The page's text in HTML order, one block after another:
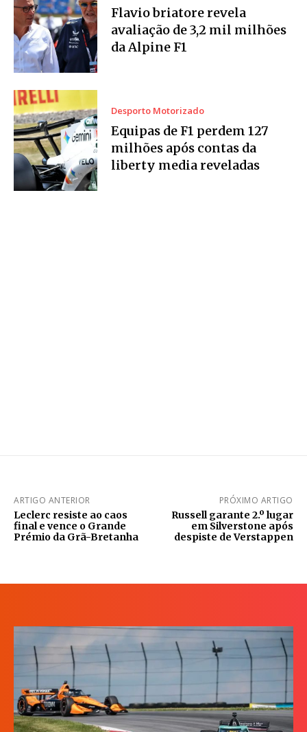
Flavio briatore revela
avaliação de 3,2 mil milhões
da Alpine F1
Desporto Motorizado
Equipas de F1 perdem 127
milhões após contas da
liberty media reveladas
ARTIGO ANTERIOR
Leclerc resiste ao caos
final e vence o Grande
Prémio da Grã-Bretanha
PRÓXIMO ARTIGO
Russell garante 2.º lugar
em Silverstone após
despiste de Verstappen